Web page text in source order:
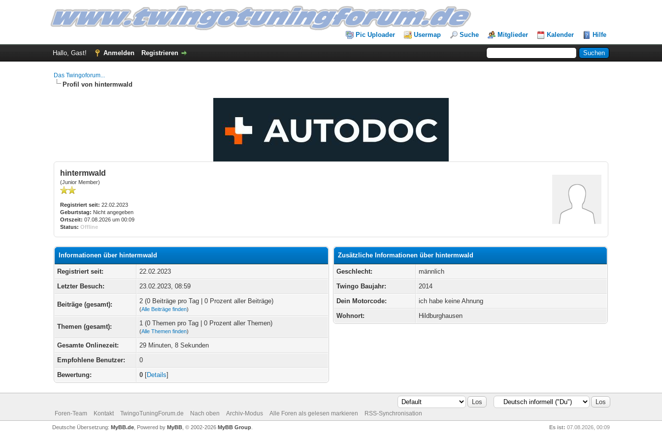
Pic Uploader Usermap Suche Mitglieder Kalender Hilfe
Hallo, Gast! Anmelden Registrieren
Das Twingoforum...
Profil von hintermwald
hintermwald
(Junior Member)
Registriert seit: 22.02.2023
Geburtstag: Nicht angegeben
Ortszeit: 07.08.2026 um 00:09
Status: Offline
Informationen über hintermwald
Registriert seit:
22.02.2023
Letzter Besuch:
23.02.2023, 08:59
Beiträge (gesamt): 2 (0 Beiträge pro Tag | 0 Prozent aller Beiträge)
(Alle Beiträge finden)
Themen (gesamt): 1 (0 Themen pro Tag | 0 Prozent aller Themen)
(Alle Themen finden)
Gesamte Onlinezeit:
29 Minuten, 8 Sekunden
Empfohlene Benutzer:
0
Bewertung:
0 [Details]
Zusätzliche Informationen über hintermwald
Geschlecht:
männlich
Twingo Baujahr:
2014
Dein Motorcode:
ich habe keine Ahnung
Wohnort:
Hildburghausen
Foren-Team Kontakt TwingoTuningForum.de Nach oben Archiv-Modus Alle Foren als gelesen markieren RSS-Synchronisation
Es ist: 07.08.2026, 00:09
Deutsche Übersetzung: MyBB.de, Powered by MyBB, © 2002-2026 MyBB Group.